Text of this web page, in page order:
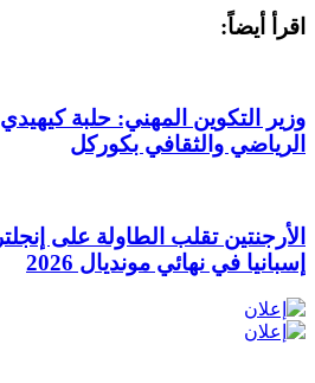
اقرأ أيضاً:
وزير التكوين المهني: حلبة
الرياضي والثقافي بكوركل
الأرجنتين تقلب الطاولة على
إسبانيا في نهائي مونديال 2026